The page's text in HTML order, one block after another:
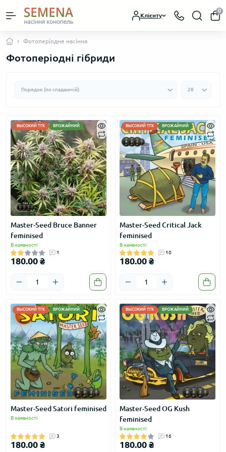
Клієнту
0
Фотоперіодне насіння
Фотоперіодні гібриди
ВЫСОКИЙ ТГК ВРОЖАЙНИЙ
Master-Seed Bruce Banner
feminised
В наявності
1
180.00 ₴
ВЫСОКИЙ ТГК ВРОЖАЙНИЙ
Master-Seed Critical Jack
feminised
В наявності
10
180.00 ₴
ВЫСОКИЙ ТГК ВРОЖАЙНИЙ
Master-Seed Satori feminised
В наявності
3
180.00 ₴
ВЫСОКИЙ ТГК ВРОЖАЙНИЙ
Master-Seed OG Kush
feminised
В наявності
16
180.00 ₴